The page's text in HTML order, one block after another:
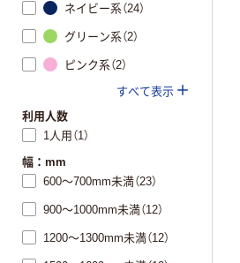
ネイビー系（24）
グリーン系（2）
ピンク系（2）
すべて表示
利用人数
1人用（1）
幅：mm
600～700mm未満（23）
900～1000mm未満（12）
1200～1300mm未満（12）